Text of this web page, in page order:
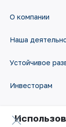
О компании
Наша
Устойчивое
Инвесторам